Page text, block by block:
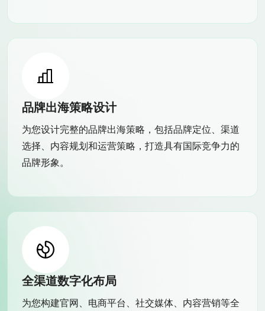
品牌出海策略设计
为您设计完整的品牌出海策略，包括品牌定位、渠道
选择、内容规划和运营策略，打造具有国际竞争力的
品牌形象。
全渠道数字化布局
为您构建官网、电商平台、社交媒体、内容营销等全